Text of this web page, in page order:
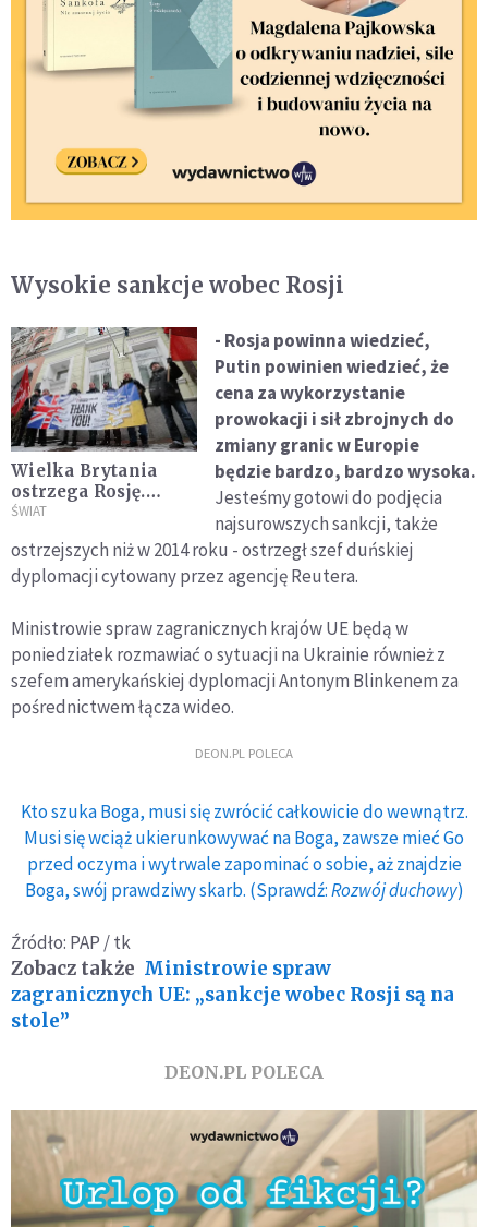
Wysokie sankcje wobec Rosji
Wielka Brytania
ostrzega Rosję.
Wywiad informuje o
prorosyjskiego
rządu w Kijowie
ŚWIAT
- Rosja powinna wiedzieć,
Putin powinien wiedzieć, że
cena za wykorzystanie
prowokacji i sił zbrojnych do
zmiany granic w Europie
będzie bardzo, bardzo wysoka.
Jesteśmy gotowi do podjęcia
najsurowszych sankcji, także
ostrzejszych niż w 2014 roku - ostrzegł szef duńskiej
dyplomacji cytowany przez agencję Reutera.
Ministrowie spraw zagranicznych krajów UE będą w
poniedziałek rozmawiać o sytuacji na Ukrainie również z
szefem amerykańskiej dyplomacji Antonym Blinkenem za
pośrednictwem łącza wideo.
DEON.PL POLECA
Kto szuka Boga, musi się zwrócić całkowicie do wewnątrz.
Musi się wciąż ukierunkowywać na Boga, zawsze mieć Go
przed oczyma i wytrwale zapominać o sobie, aż znajdzie
Boga, swój prawdziwy skarb. (Sprawdź:Rozwój duchowy)
Źródło: PAP / tk
Zobacz także Ministrowie spraw
zagranicznych UE: „sankcje wobec Rosji są na
stole”
DEON.PL POLECA